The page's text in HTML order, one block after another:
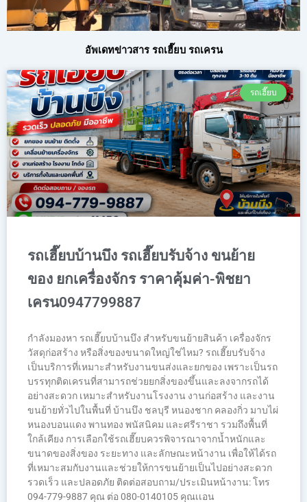
อัพเดทข่าวสาร รถเฮี๊ยบ รถเครน
รถเฮี๊ยบ
รถเฮี๊ยบบ้านบึง รถเฮี๊ยบรับจ้าง ขนย้าย
ของ ยกเครื่องจักร ราคาคุ้มค่า-พิชยา
เครน0947799887
กำลังมองหา รถเฮี๊ยบบ้านบึง สำหรับขนย้ายสินค้า เครื่องจักร
วัสดุก่อสร้าง หรือสิ่งของขนาดใหญ่ใช่ไหม? รถเฮี๊ยบรับจ้าง
เป็นบริการที่เหมาะสำหรับงานขนส่งและยกของ เพราะเป็นรถ
บรรทุกติดเครนที่สามารถช่วยยกสิ่งของขึ้นและลงจากรถได้
อย่างสะดวก เหมาะสำหรับงานโรงงาน งานก่อสร้าง และงาน
ขนย้ายทั่วไปในพื้นที่ บ้านบึง ชลบุรี หนองชาก คลองกิ่ว มาบไผ่
หนองบอนแดง พานทอง พนัสนิคม และศรีราชา รวมถึงพื้นที่
ใกล้เคียง การเลือกใช้รถเฮี๊ยบควรพิจารณาจากน้ำหนักและ
ขนาดของสิ่งของ ระยะทาง และลักษณะหน้างาน เพื่อให้ได้รถ
ที่เหมาะสมกับงานและช่วยให้การขนย้ายเป็นไปอย่างสะดวก
รวดเร็ว และปลอดภัย ติดต่อสอบถาม/ประเมินหน้างาน: โทร
094-779-9887 คุณ ต่อ 080-0140105 คุณเเอน